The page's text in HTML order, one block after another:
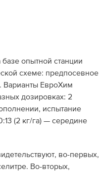
опытной станции
схеме: предпосевное
Варианты ЕвроХим
дозировках: 2
испытание
(2 кг/га) — середине
во-первых,
Во-вторых,